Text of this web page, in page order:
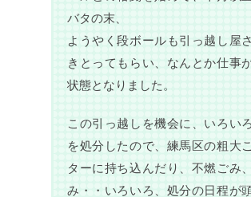
バタの末、
ようやく段ボールも引っ越し屋
きとってもらい、なんとか仕事
状態となりました。
この引っ越しを機会に、いろい
を処分したので、練馬区の粗大
ターに持ち込んだり、不燃ごみ
み・・いろいろ、処分の日程が